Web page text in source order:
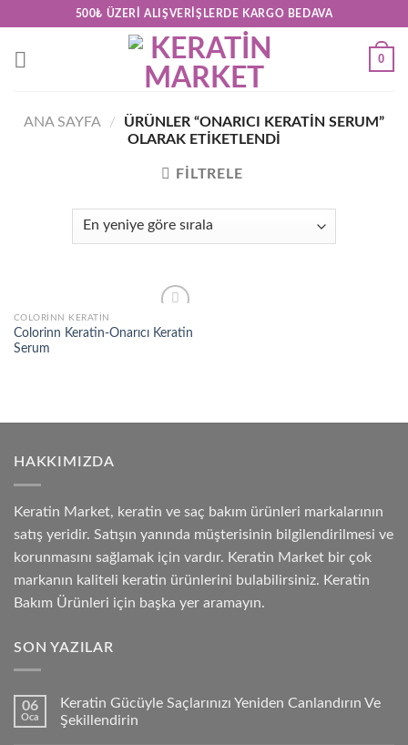
content
500₺ ÜZERI ALIŞVERIŞLERDE KARGO BEDAVA
0
ANA SAYFA /
ÜRÜNLER “ONARICI KERATIN SERUM”
OLARAK ETIKETLENDI
FILTRELE
Add to
wishlist
COLORINN KERATIN
Colorinn Keratin-Onarıcı Keratin
Serum
HAKKIMIZDA
Keratin Market, keratin ve saç bakım ürünleri markalarının
satış yeridir. Satışın yanında müşterisinin bilgilendirilmesi ve
korunmasını sağlamak için vardır. Keratin Market bir çok
markanın kaliteli keratin ürünlerini bulabilirsiniz. Keratin
Bakım Ürünleri için başka yer aramayın.
SON YAZILAR
06
Oca
Keratin Gücüyle Saçlarınızı Yeniden Canlandırın Ve
Şekillendirin